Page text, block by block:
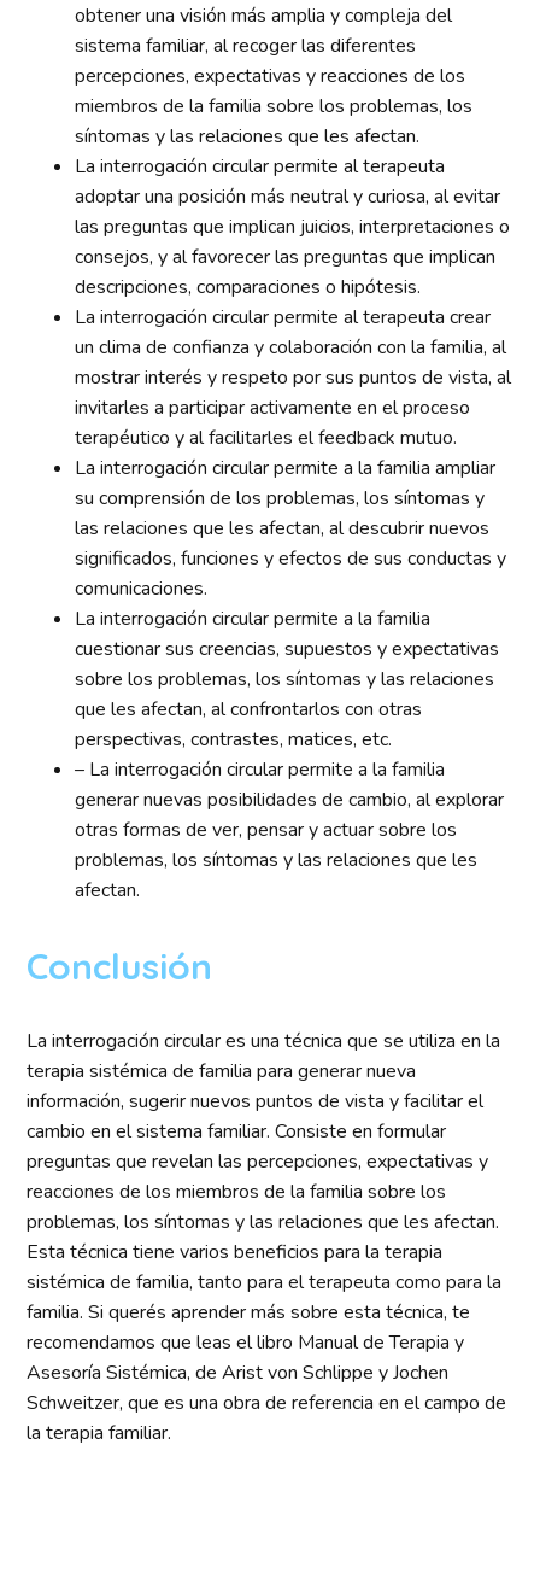
obtener una visión más amplia y compleja del
sistema familiar, al recoger las diferentes
percepciones, expectativas y reacciones de los
miembros de la familia sobre los problemas, los
síntomas y las relaciones que les afectan.
La interrogación circular permite al terapeuta
adoptar una posición más neutral y curiosa, al evitar
las preguntas que implican juicios, interpretaciones o
consejos, y al favorecer las preguntas que implican
descripciones, comparaciones o hipótesis.
La interrogación circular permite al terapeuta crear
un clima de confianza y colaboración con la familia, al
mostrar interés y respeto por sus puntos de vista, al
invitarles a participar activamente en el proceso
terapéutico y al facilitarles el feedback mutuo.
La interrogación circular permite a la familia ampliar
su comprensión de los problemas, los síntomas y
las relaciones que les afectan, al descubrir nuevos
significados, funciones y efectos de sus conductas y
comunicaciones.
La interrogación circular permite a la familia
cuestionar sus creencias, supuestos y expectativas
sobre los problemas, los síntomas y las relaciones
que les afectan, al confrontarlos con otras
perspectivas, contrastes, matices, etc.
– La interrogación circular permite a la familia
generar nuevas posibilidades de cambio, al explorar
otras formas de ver, pensar y actuar sobre los
problemas, los síntomas y las relaciones que les
afectan.
Conclusión
La interrogación circular es una técnica que se utiliza en la
terapia sistémica de familia para generar nueva
información, sugerir nuevos puntos de vista y facilitar el
cambio en el sistema familiar. Consiste en formular
preguntas que revelan las percepciones, expectativas y
reacciones de los miembros de la familia sobre los
problemas, los síntomas y las relaciones que les afectan.
Esta técnica tiene varios beneficios para la terapia
sistémica de familia, tanto para el terapeuta como para la
familia. Si querés aprender más sobre esta técnica, te
recomendamos que leas el libro Manual de Terapia y
Asesoría Sistémica, de Arist von Schlippe y Jochen
Schweitzer, que es una obra de referencia en el campo de
la terapia familiar.